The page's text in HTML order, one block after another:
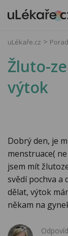
uLékaře.cz
Žluto-
výtok
Dobrý den, je
menstruace(
jsem mít
svědí pochva a
dělat, výtok
někam na